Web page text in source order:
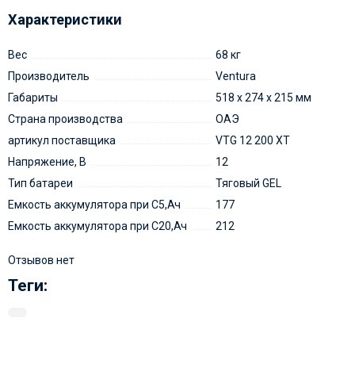
Характеристики
Вес
68 кг
Производитель
Ventura
Габариты
518 x 274 x 215 мм
Страна производства
ОАЭ
артикул поставщика
VTG 12 200 XT
Напряжение, В
12
Тип батареи
Тяговый GEL
Емкость аккумулятора при С5,Ач
177
Емкость аккумулятора при C20,Ач
212
Отзывов нет
Теги: